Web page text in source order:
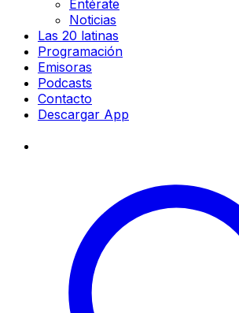
Entérate
Noticias
Las 20 latinas
Programación
Emisoras
Podcasts
Contacto
Descargar App